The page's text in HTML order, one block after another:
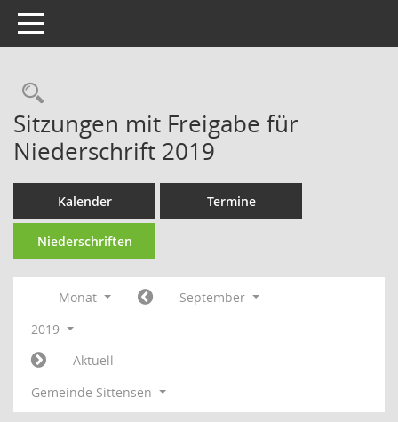
Toggle navigation
Rechercheauswahl
Sitzungen mit Freigabe für
Niederschrift 2019
Kalender Termine
Niederschriften
Monat
September
2019
Aktuell
Gemeinde Sittensen